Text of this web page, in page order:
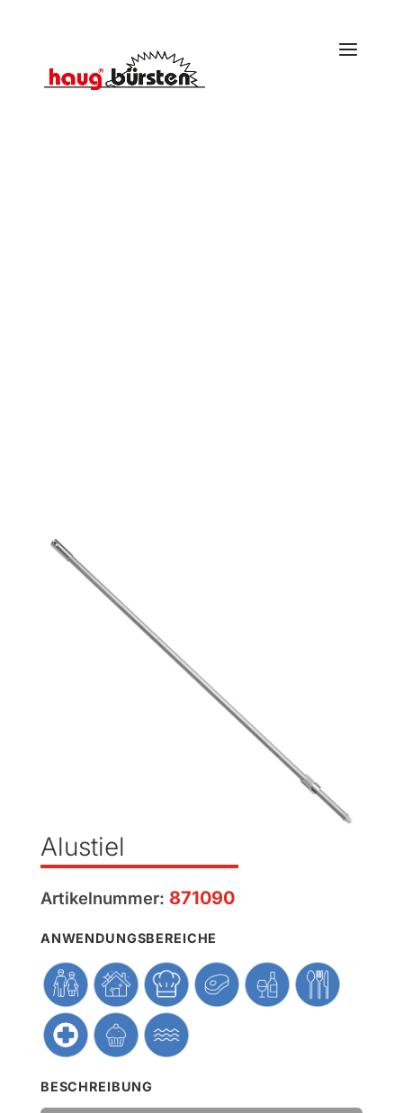
Alustiel
Artikelnummer: 871090
ANWENDUNGSBEREICHE
BESCHREIBUNG